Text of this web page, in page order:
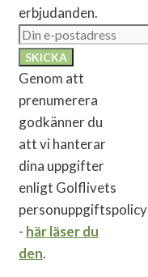
erbjudanden.
Genom att
prenumerera
godkänner du
att vi hanterar
dina uppgifter
enligt Golflivets
personuppgiftspolicy
- här läser du
den.